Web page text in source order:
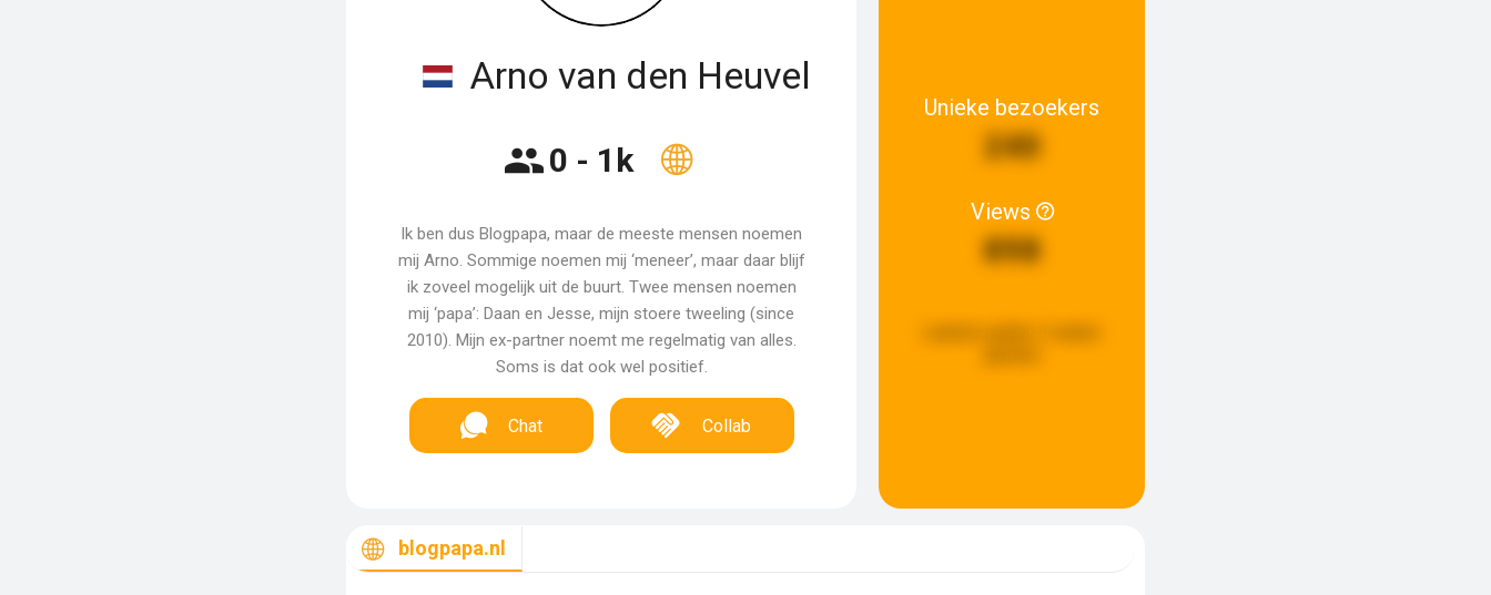
Arno van den Heuvel
0 - 1k
Ik ben dus Blogpapa, maar de meeste mensen noemen
mij Arno. Sommige noemen mij ‘meneer’, maar daar blijf
ik zoveel mogelijk uit de buurt. Twee mensen noemen
mij ‘papa’: Daan en Jesse, mijn stoere tweeling (since
2010). Mijn ex-partner noemt me regelmatig van alles.
Soms is dat ook wel positief.
Chat Collab
Unieke bezoekers
240
Views
898
blogpapa.nl